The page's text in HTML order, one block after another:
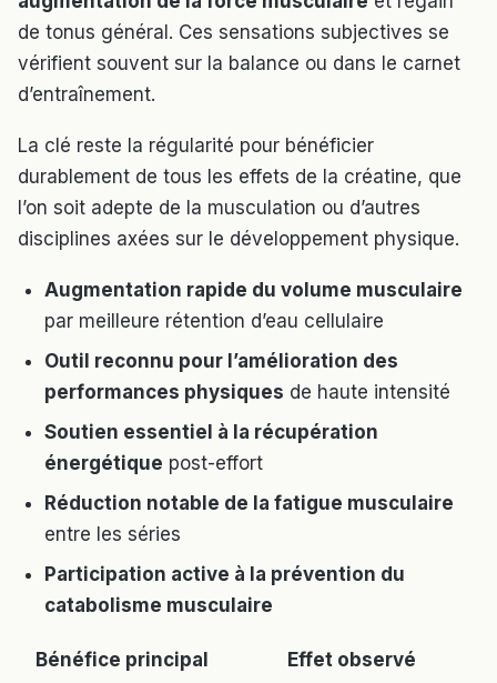
de tonus général. Ces sensations subjectives se
vérifient souvent sur la balance ou dans le carnet
d’entraînement.
La clé reste la régularité pour bénéficier
durablement de tous les effets de la créatine, que
l’on soit adepte de la musculation ou d’autres
disciplines axées sur le développement physique.
Augmentation rapide du volume musculaire
par meilleure rétention d’eau cellulaire
Outil reconnu pour l’amélioration des
performances physiques de haute intensité
Soutien essentiel à la récupération
énergétique post-effort
Réduction notable de la fatigue musculaire
entre les séries
Participation active à la prévention du
catabolisme musculaire
Bénéfice principal
Effet observé